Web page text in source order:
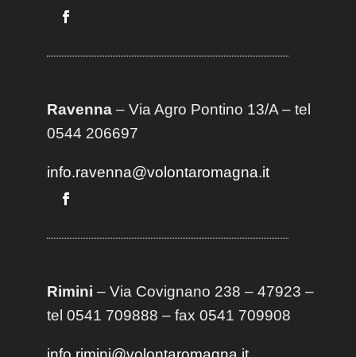
Ravenna– Via Agro Pontino 13/A– tel
0544 206697
info.ravenna@volontaromagna.it
Rimini – Via Covignano 238 – 47923 –
tel 0541 709888 – fax 0541 709908